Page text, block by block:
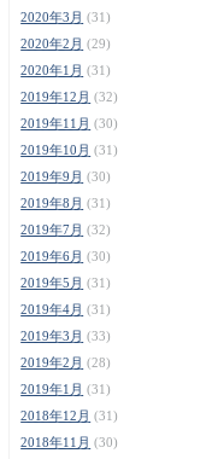
2020年3月 (31)
2020年2月 (29)
2020年1月 (31)
2019年12月 (32)
2019年11月 (30)
2019年10月 (31)
2019年9月 (30)
2019年8月 (31)
2019年7月 (32)
2019年6月 (30)
2019年5月 (31)
2019年4月 (31)
2019年3月 (33)
2019年2月 (28)
2019年1月 (31)
2018年12月 (31)
2018年11月 (30)